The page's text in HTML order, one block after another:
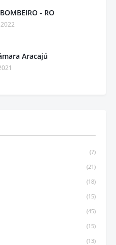
- RO
Aracajú
(7)
(21)
(18)
(15)
(45)
(15)
(13)